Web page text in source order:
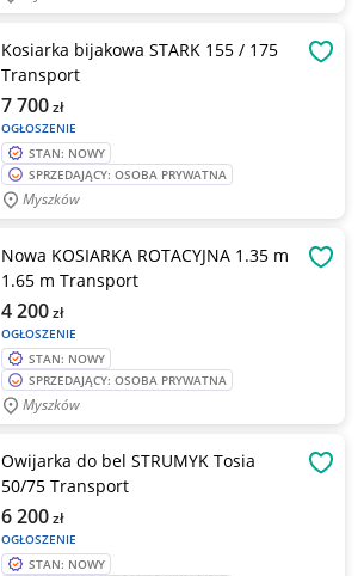
Kosiarka bijakowa STARK 155 / 175
Transport
OGŁOSZENIE
7 700zł
STAN: NOWY
SPRZEDAJĄCY: OSOBA PRYWATNA
Myszków
Nowa KOSIARKA ROTACYJNA 1.35 m
1.65 m Transport
OGŁOSZENIE
4 200zł
STAN: NOWY
SPRZEDAJĄCY: OSOBA PRYWATNA
Myszków
Owijarka do bel STRUMYK Tosia
50/75 Transport
OGŁOSZENIE
6 200zł
STAN: NOWY